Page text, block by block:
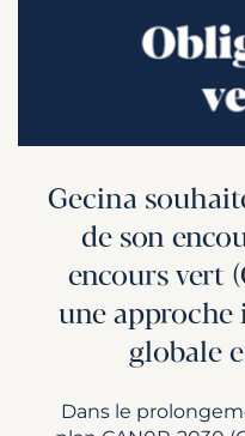
Gecina
de son
encours vert
une approche
globale
Dans le